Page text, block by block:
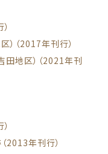
（2017年刊行）
田地区）（2021年刊
2013年刊行）